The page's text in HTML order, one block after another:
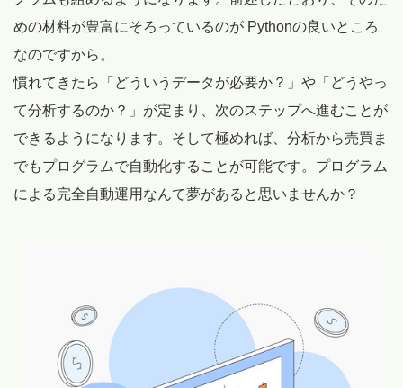
めの材料が豊富にそろっているのが Pythonの良いところ
なのですから。
慣れてきたら「どういうデータが必要か？」や「どうやっ
て分析するのか？」が定まり、次のステップへ進むことが
できるようになります。そして極めれば、分析から売買ま
でもプログラムで自動化することが可能です。プログラム
による完全自動運用なんて夢があると思いませんか？